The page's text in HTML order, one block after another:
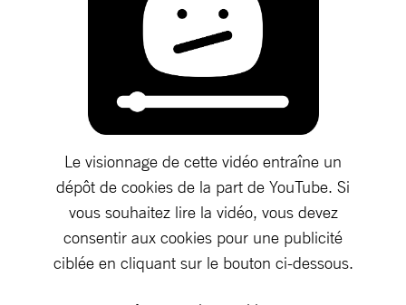
Le visionnage de cette vidéo entraîne un
dépôt de cookies de la part de YouTube. Si
vous souhaitez lire la vidéo, vous devez
consentir aux cookies pour une publicité
ciblée en cliquant sur le bouton ci-dessous.